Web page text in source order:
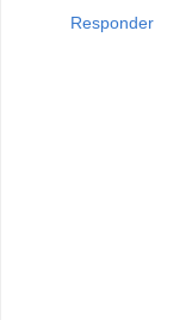
Responder